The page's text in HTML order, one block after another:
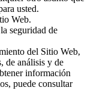
usted.
Web.
seguridad de
del Sitio Web,
de análisis y de
información
puede consultar